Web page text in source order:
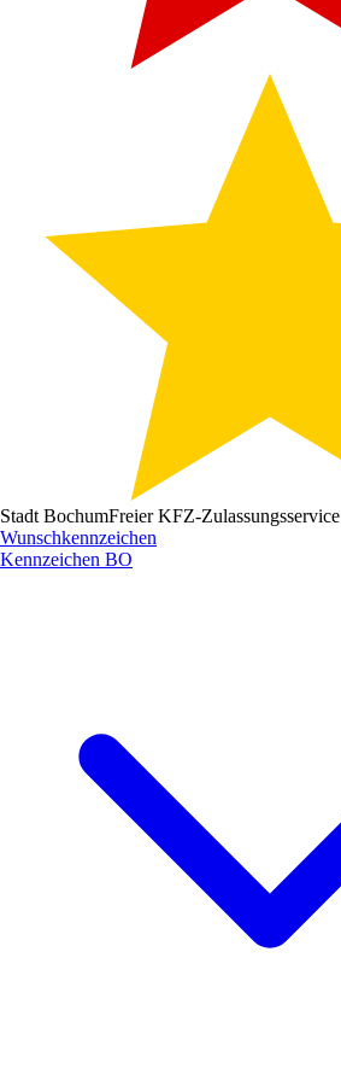
Stadt BochumFreier KFZ-Zulassungsservice
Wunschkennzeichen
Kennzeichen BO